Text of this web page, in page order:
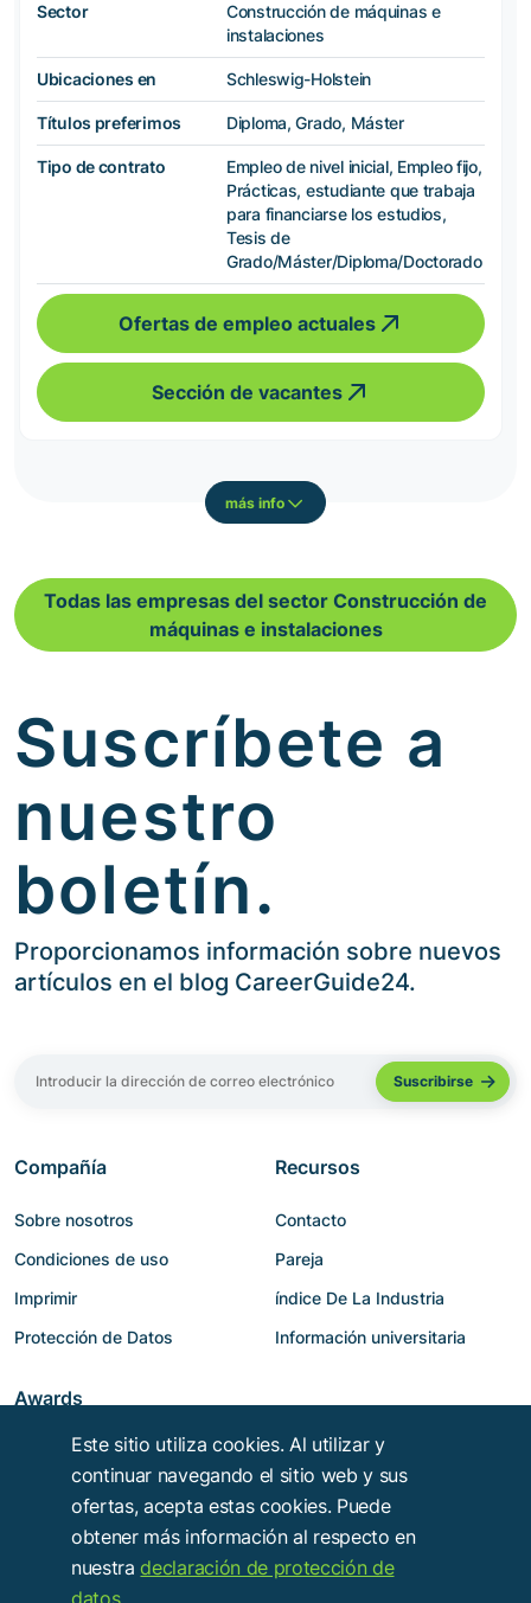
Sector
Construcción de máquinas e
instalaciones
Ubicaciones en Schleswig-Holstein
Títulos preferimos Diploma, Grado, Máster
Tipo de contrato
Empleo de nivel inicial, Empleo fijo,
Prácticas, estudiante que trabaja
para financiarse los estudios,
Tesis de
Grado/Máster/Diploma/Doctorado
Ofertas de empleo actuales
Sección de vacantes
más info
Todas las empresas del sector Construcción de
máquinas e instalaciones
Suscríbete a
nuestro
boletín.
Proporcionamos información sobre nuevos
artículos en el blog CareerGuide24.
Compañía
Sobre nosotros
Condiciones de uso
Imprimir
Protección de Datos
Recursos
Contacto
Pareja
índice De La Industria
Información universitaria
Awards
Este sitio utiliza cookies. Al utilizar y
continuar navegando el sitio web y sus
ofertas, acepta estas cookies. Puede
obtener más información al respecto en
nuestradeclaración de protección de
datos.